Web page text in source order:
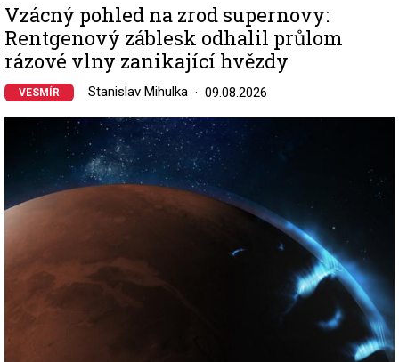
Vzácný pohled na zrod supernovy:
Rentgenový záblesk odhalil průlom
rázové vlny zanikající hvězdy
VESMÍR Stanislav Mihulka 09.08.2026
Image